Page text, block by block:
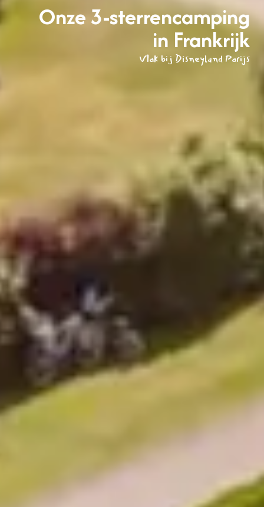
Onze 3-sterrencamping
in Frankrijk
Vlak bij Disneyland Parijs